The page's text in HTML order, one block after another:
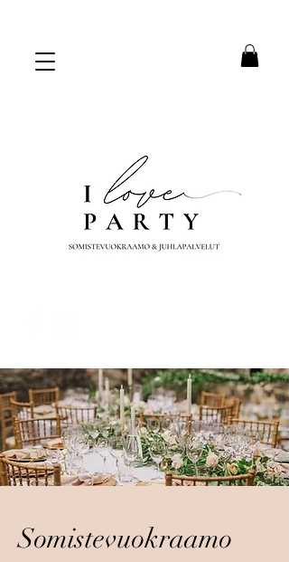
Somistevuokraamo